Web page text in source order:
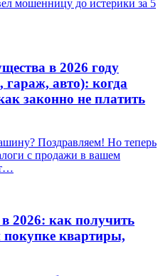
мошенницу до истерики за 5
в 2026 году
гараж, авто): когда
законно не платить
Поздравляем! Но теперь
с продажи в вашем
как получить
квартиры,